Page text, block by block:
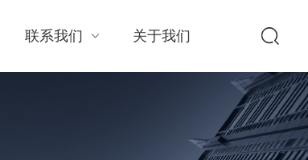
联系我们 关于我们